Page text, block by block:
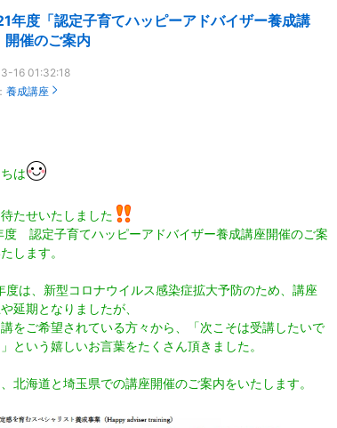
年度「認定子育てハッピーアドバイザー養成講
開催のご案内
16 01:32:18
養成講座
は
たせいたしました
度 認定子育てハッピーアドバイザー養成講座開催のご案
します。
度は、新型コロナウイルス感染症拡大予防のため、講座
延期となりましたが、
をご希望されている方々から、「次こそは受講したいで
という嬉しいお言葉をたくさん頂きました。
北海道と埼玉県での講座開催のご案内をいたします。